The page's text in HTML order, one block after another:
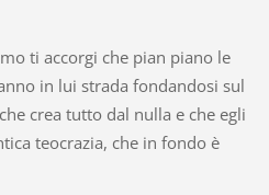
ti accorgi che pian piano le
in lui strada fondandosi sul
crea tutto dal nulla e che egli
teocrazia, che in fondo è